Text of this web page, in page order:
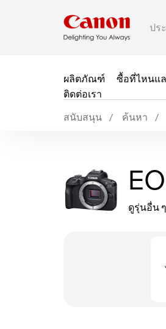
ปร
ผลิตภัณฑ์ ซื้อที่ไหนแล
ติดต่อเรา
สนับสนุน ค้นหา
ดูรุ่นอื่น